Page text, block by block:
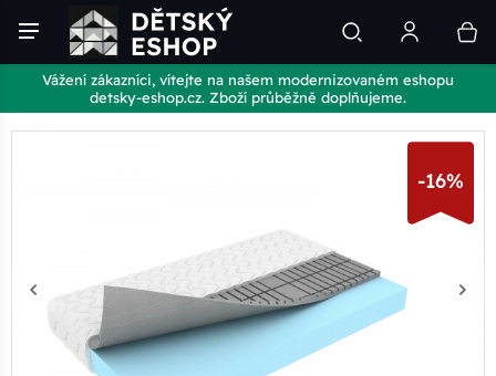
Vážení zákazníci, vítejte na našem modernizovaném eshopu
detsky-eshop.cz. Zboží průběžně doplňujeme.
-16%